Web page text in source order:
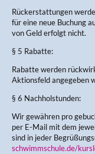
Rückerstattungen
für eine neue Buchung
von Geld erfolgt nicht.
§ 5 Rabatte:
Rabatte werden
Aktionsfeld angegeben
§ 6 Nachholstunden:
Wir gewähren pro
per E-Mail mit dem
sind in jeder
schwimmschule.de/